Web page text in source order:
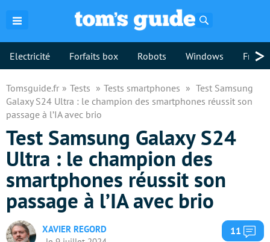
Electricité Forfaits box Robots Windows >
Tomsguide.fr Tests Tests smartphones
Test Samsung
Galaxy S24 Ultra : le champion des smartphones réussit son
passage à l’IA avec brio
Test Samsung Galaxy S24
Ultra : le champion des
smartphones réussit son
passage à l’IA avec brio
XAVIER REGORD
11